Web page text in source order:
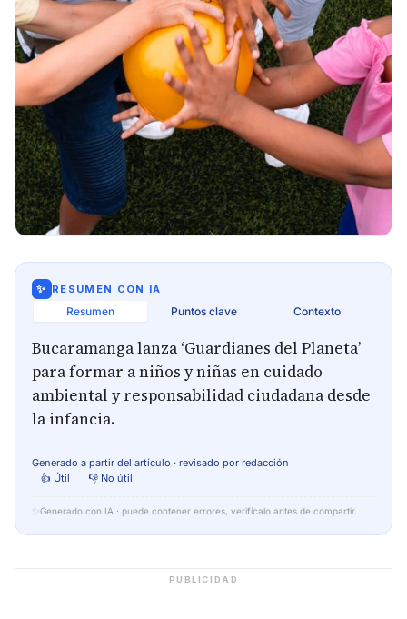
✨ RESUMEN CON IA
Resumen Puntos clave Contexto
Bucaramanga lanza ‘Guardianes del Planeta’
para formar a niños y niñas en cuidado
ambiental y responsabilidad ciudadana desde
la infancia.
Generado a partir del artículo · revisado por redacción
👍 Útil
👎 No útil
✨ Generado con IA · puede contener errores, verifícalo antes de compartir.
PUBLICIDAD